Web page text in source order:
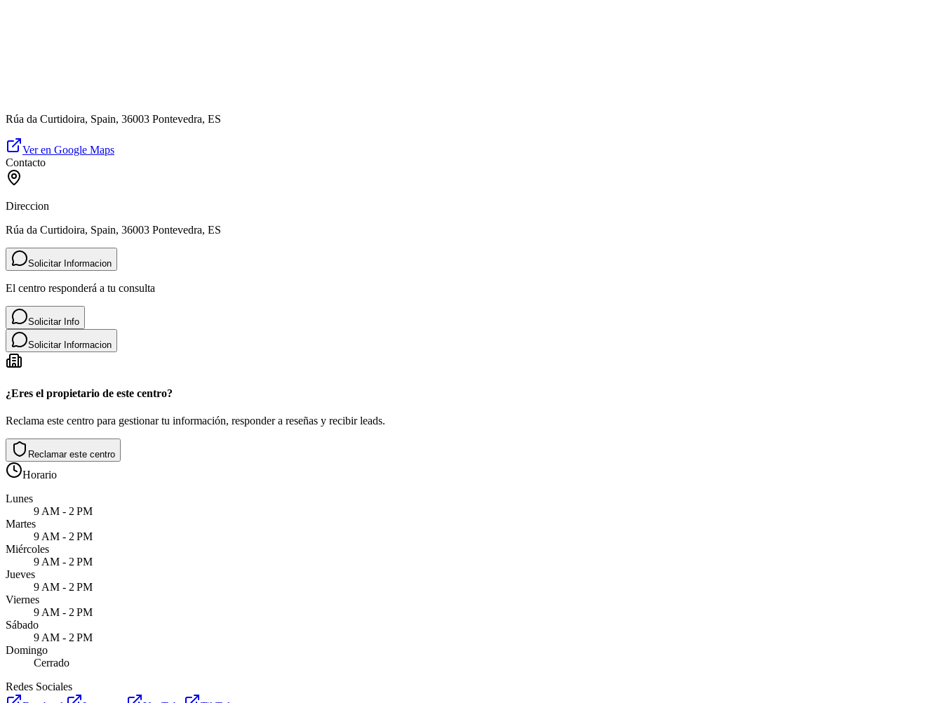
Rúa da Curtidoira, Spain, 36003 Pontevedra, ES
Ver en Google Maps
Contacto
Direccion
Rúa da Curtidoira, Spain, 36003 Pontevedra, ES
Solicitar Informacion
El centro responderá a tu consulta
Solicitar Info
Solicitar Informacion
¿Eres el propietario de este centro?
Reclama este centro para gestionar tu información, responder a reseñas y recibir leads.
Reclamar este centro
Horario
Lunes
9 AM - 2 PM
Martes
9 AM - 2 PM
Miércoles
9 AM - 2 PM
Jueves
9 AM - 2 PM
Viernes
9 AM - 2 PM
Sábado
9 AM - 2 PM
Domingo
Cerrado
Redes Sociales